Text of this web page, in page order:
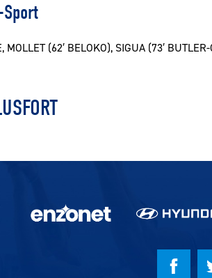
MOLLET (62′ BELOKO), SIGUA (73′